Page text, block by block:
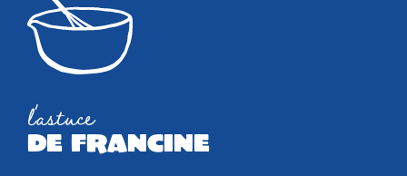
l'astuce
de francine